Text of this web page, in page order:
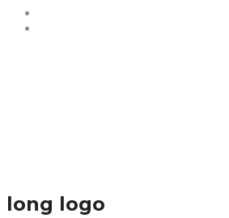
long logo